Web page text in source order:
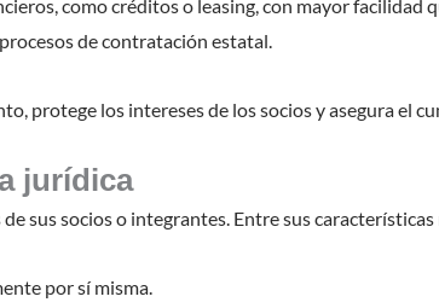
como créditos o leasing, con mayor
de contratación estatal.
protege los intereses de los socios y asegura el
jurídica
sus socios o integrantes. Entre sus características
por sí misma.